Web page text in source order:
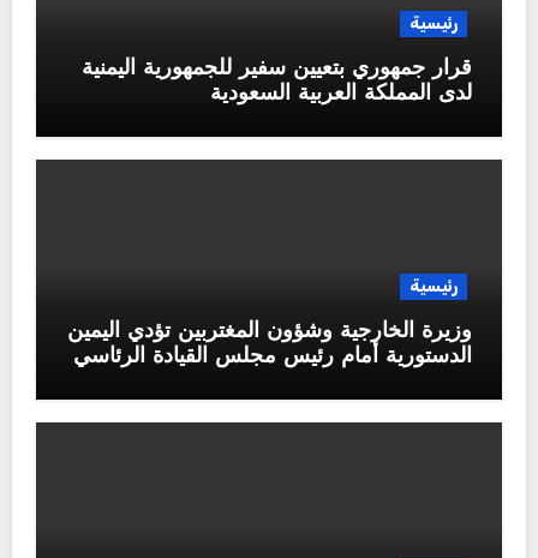
رئيسية
قرار جمهوري بتعيين سفير للجمهورية اليمنية
لدى المملكة العربية السعودية
رئيسية
وزيرة الخارجية وشؤون المغتربين تؤدي اليمين
الدستورية أمام رئيس مجلس القيادة الرئاسي